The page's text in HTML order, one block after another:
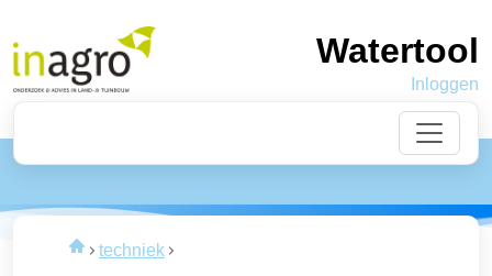
Watertool
Inloggen
Ladenvan de data
techniek